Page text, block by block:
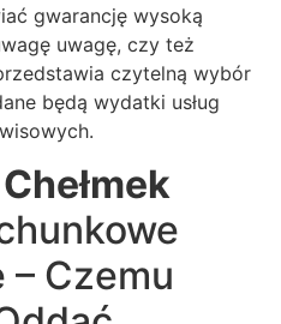
gwarancję wysoką
uwagę, czy też
czytelną wybór
będą wydatki usług
– Czemu